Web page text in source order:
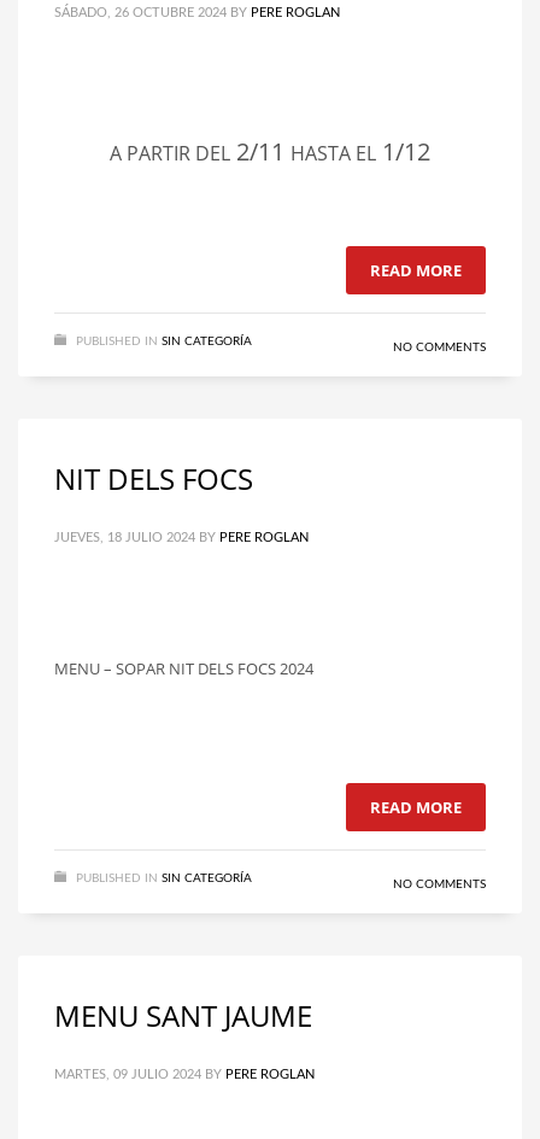
SÁBADO, 26 OCTUBRE 2024 BY PERE ROGLAN
A PARTIR DEL 2/11 HASTA EL 1/12
READ MORE
PUBLISHED IN SIN CATEGORÍA NO COMMENTS
NIT DELS FOCS
JUEVES, 18 JULIO 2024 BY PERE ROGLAN
MENU – SOPAR NIT DELS FOCS 2024
READ MORE
PUBLISHED IN SIN CATEGORÍA NO COMMENTS
MENU SANT JAUME
MARTES, 09 JULIO 2024 BY PERE ROGLAN